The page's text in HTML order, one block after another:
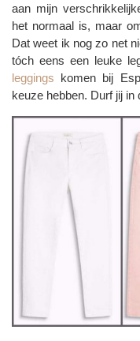
aan mijn
het normaal is, maar
Dat weet ik nog zo net
tóch eens een leuke
leggings komen bij
keuze hebben. Durf jij in